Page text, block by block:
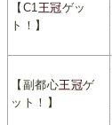
【C1王冠ゲッ
ト！】
【副都心王冠ゲ
ット！】